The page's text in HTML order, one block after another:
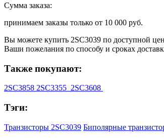
Сумма заказа:
принимаем заказы только от 10 000 руб.
Вы можете купить 2SC3039 по доступной
Ваши пожелания по способу и сроках
Также покупают:
2SC3858 2SC3355 2SC3608
Тэги:
Транзисторы 2SC3039 Биполярные